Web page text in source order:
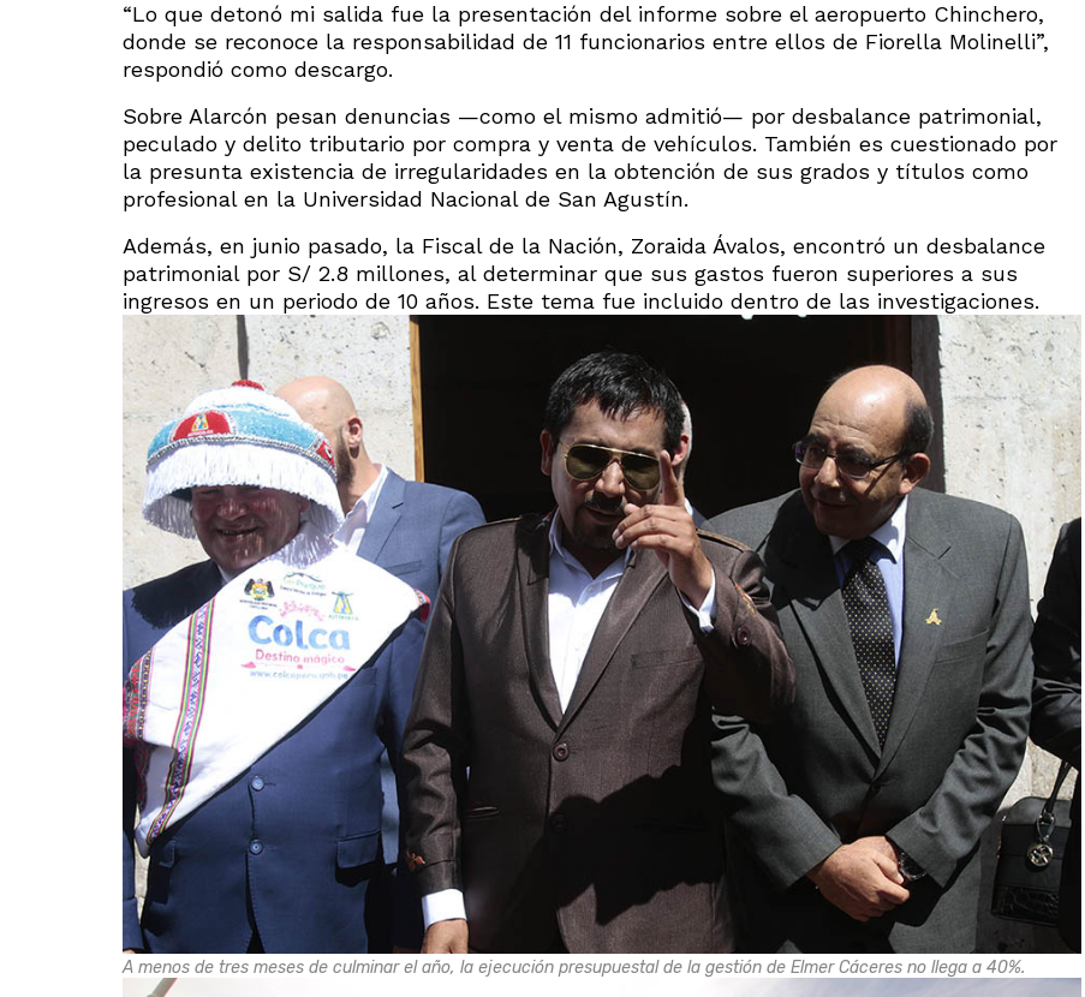
“Lo que detonó mi salida fue la presentación del informe sobre el aeropuerto Chinchero,
donde se reconoce la responsabilidad de 11 funcionarios entre ellos de Fiorella Molinelli”,
respondió como descargo.
Sobre Alarcón pesan denuncias —como el mismo admitió— por desbalance patrimonial,
peculado y delito tributario por compra y venta de vehículos. También es cuestionado por
la presunta existencia de irregularidades en la obtención de sus grados y títulos como
profesional en la Universidad Nacional de San Agustín.
Además, en junio pasado, la Fiscal de la Nación, Zoraida Ávalos, encontró un desbalance
patrimonial por S/ 2.8 millones, al determinar que sus gastos fueron superiores a sus
ingresos en un periodo de 10 años. Este tema fue incluido dentro de las investigaciones.
A menos de tres meses de culminar el año, la ejecución presupuestal de la gestión de Elmer Cáceres no llega a 40%.